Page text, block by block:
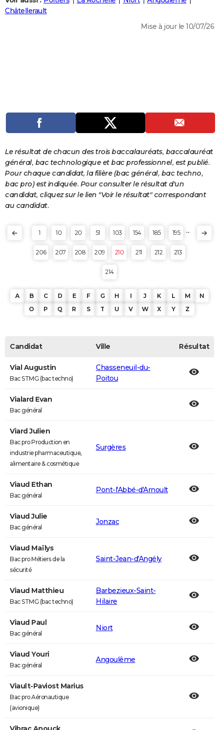
Destinations
City break
Voyage nature
Voyage de noces
Forum
Climat
+
PHOTO
PROGRAMME TV
S'inscrire
Se connecter
Lycées
Collèges
Primaires
Universités
Entreprises
Service militaire
Avis de recherche
AVIS DE DÉCÈS
FORUM
Bricolage
Lifestyle
Culture
Sport
Auto
Television
Voyage
Cinema
Châtellerault
Mise à jour le 10/07/26
Le résultat de chacun des trois baccalauréats, baccalauréat
général, bac technologique et bac professionnel, est publié.
Pour chaque candidat, la filière (bac général, bac techno,
bac pro) est indiquée. Pour consulter le résultat d'un
candidat, cliquez sur le lien "Voir le résultat" correspondant
au candidat.
1 10 20 51 103 154 185 195 ...
206 207 208 209 210 211 212 213
214
A B C D E F G H I J K L M
N
O
P Q R S T U V W X Y Z
Candidat Ville Résultat
Vial Augustin
Bac STMG (bac techno)
Chasseneuil-du-
Poitou
Vialard Evan
Bac général
Viard Julien
Bac pro Production en
industrie pharmaceutique,
alimentaire & cosmétique
Surgères
Viaud Ethan
Bac général
Pont-l'Abbé-d'Arnoult
Viaud Julie
Bac général
Jonzac
Viaud Maïlys
Bac pro Métiers de la
sécurité
Saint-Jean-d'Angély
Viaud Matthieu
Bac STMG (bac techno)
Barbezieux-Saint-
Hilaire
Viaud Paul
Bac général
Niort
Viaud Youri
Bac général
Angoulême
Viault-Paviost Marius
Bac pro Aéronautique
(avionique)